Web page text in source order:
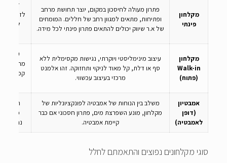
מקלחון
פינתי
פתרון מעולה לחיסכון במקום, יוצר תחושת מרחב
ופתיחות, מתאים למגוון רחב של חללים. המומחים
של א.ר שיווק יכולים להתאים פתרון פינתי לכל מידה.
דורש
לזה,
להיות
מקלחון
Walk-in
(פתוח)
עיצוב מינימליסטי ויוקרתי, נגישות מקסימלית ללא
סף או דלת, קל מאוד לניקוי ותחזוקה. זהו אלמנט
מרכזי בעיצוב עכשווי.
עלול
מחוץ
קפדני של
אמבטיון
(דופן
לאמבטיה)
משלב בין הנוחות של אמבטיה לפונקציונליות של
מקלחון, מונע השפרצת מים, פתרון חסכוני אם כבר
קיימת אמבטיה.
הכניסה
נתפס
סוגי מקלחונים נפוצים והתאמתם לחלל